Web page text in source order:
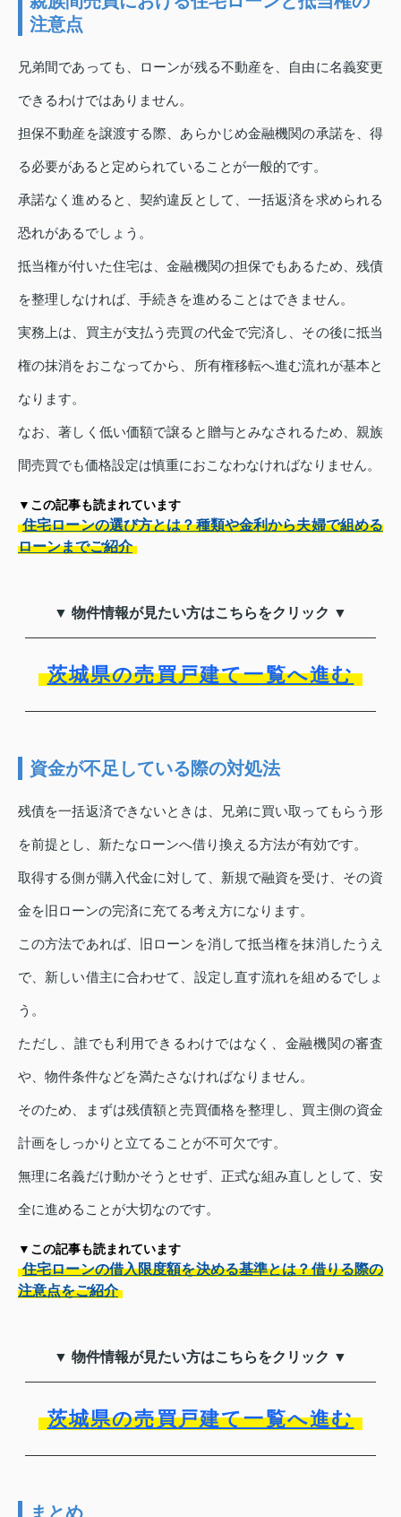
注意点
兄弟間であっても、ローンが残る不動産を、自由に名義変更
できるわけではありません。
担保不動産を譲渡する際、あらかじめ金融機関の承諾を、得
る必要があると定められていることが一般的です。
承諾なく進めると、契約違反として、一括返済を求められる
恐れがあるでしょう。
抵当権が付いた住宅は、金融機関の担保でもあるため、残債
を整理しなければ、手続きを進めることはできません。
実務上は、買主が支払う売買の代金で完済し、その後に抵当
権の抹消をおこなってから、所有権移転へ進む流れが基本と
なります。
なお、著しく低い価額で譲ると贈与とみなされるため、親族
間売買でも価格設定は慎重におこなわなければなりません。
▼この記事も読まれています
住宅ローンの選び方とは？種類や金利から夫婦で組める
ローンまでご紹介
▼ 物件情報が見たい方はこちらをクリック ▼
茨城県の売買戸建て一覧へ進む
資金が不足している際の対処法
残債を一括返済できないときは、兄弟に買い取ってもらう形
を前提とし、新たなローンへ借り換える方法が有効です。
取得する側が購入代金に対して、新規で融資を受け、その資
金を旧ローンの完済に充てる考え方になります。
この方法であれば、旧ローンを消して抵当権を抹消したうえ
で、新しい借主に合わせて、設定し直す流れを組めるでしょ
う。
ただし、誰でも利用できるわけではなく、金融機関の審査
や、物件条件などを満たさなければなりません。
そのため、まずは残債額と売買価格を整理し、買主側の資金
計画をしっかりと立てることが不可欠です。
無理に名義だけ動かそうとせず、正式な組み直しとして、安
全に進めることが大切なのです。
▼この記事も読まれています
住宅ローンの借入限度額を決める基準とは？借りる際の
注意点をご紹介
▼ 物件情報が見たい方はこちらをクリック ▼
茨城県の売買戸建て一覧へ進む
まとめ